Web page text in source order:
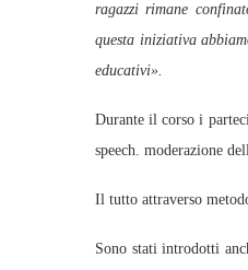
ragazzi rimane
questa iniziativa
educativi».
Durante il corso i
speech. moderazione
Il tutto attraverso
Sono stati introdotti